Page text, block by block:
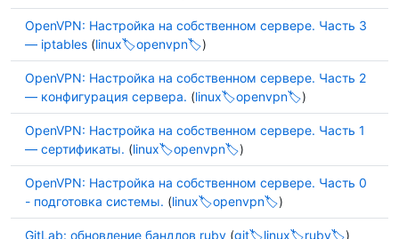
OpenVPN: Настройка на собственном сервере. Часть 3
— iptables (linux openvpn )
OpenVPN: Настройка на собственном сервере. Часть 2
— конфигурация сервера. (linux openvpn )
OpenVPN: Настройка на собственном сервере. Часть 1
— сертификаты. (linux openvpn )
OpenVPN: Настройка на собственном сервере. Часть 0
- подготовка системы. (linux openvpn )
GitLab: обновление бандлов ruby (git linux ruby )